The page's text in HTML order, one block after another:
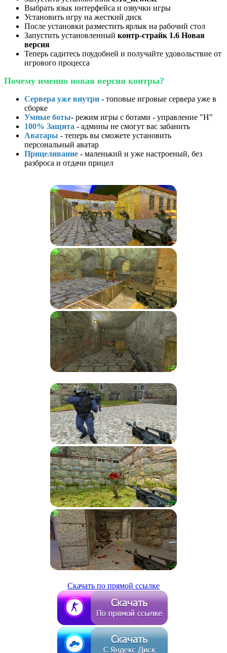
Выбрать язык интерфейса и озвучки игры
Установить игру на жесткий диск
После установки разместить ярлык на рабочий стол
Запустить установленный контр-страйк 1.6 Новая
версия
Теперь садитесь поудобней и получайте удовольствие от
игрового процесса
Почему именно новая версия контры?
Сервера уже внутри - топовые игровые сервера уже в
сборке
Умные боты- режим игры с ботами - управление "H"
100% Защита - админы не смогут вас забанить
Аватары - теперь вы сможете установить
персональный аватар
Прицеливание - маленький и уже настроеный, без
разброса и отдачи прицел
Скачать по прямой ссылке